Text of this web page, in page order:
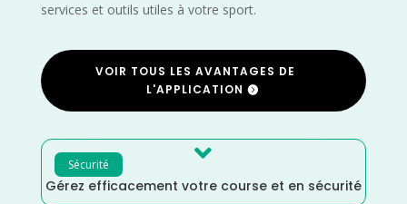
services et outils utiles à votre sport.
VOIR TOUS LES AVANTAGES DE
L'APPLICATION
Sécurité 
Gérez efficacement votre course et en sécurité